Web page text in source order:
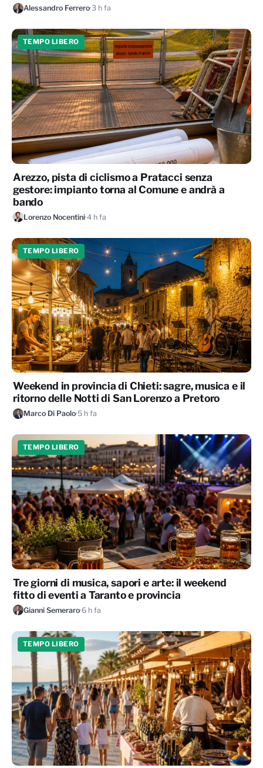
Alessandro Ferrero·3 h fa
TEMPO LIBERO
Arezzo, pista di ciclismo a Pratacci senza
gestore: impianto torna al Comune e andrà a
bando
Lorenzo Nocentini·4 h fa
TEMPO LIBERO
Weekend in provincia di Chieti: sagre, musica e il
ritorno delle Notti di San Lorenzo a Pretoro
Marco Di Paolo·5 h fa
TEMPO LIBERO
Tre giorni di musica, sapori e arte: il weekend
fitto di eventi a Taranto e provincia
Gianni Semeraro·6 h fa
TEMPO LIBERO